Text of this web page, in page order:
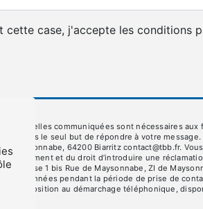
cette case, j'accepte les conditions
communiquées sont nécessaires
dans le seul but de répondre à votre
Maysonnabe, 64200 Biarritz contact@tbb.fr.
moment et du droit d’introduire une
l'adresse 1 bis Rue de Maysonnabe, ZI de
vos données pendant la période de prise de
d'opposition au démarchage téléphonique,